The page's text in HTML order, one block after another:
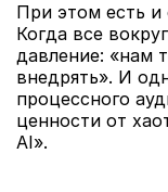
При этом есть и
Когда все
давление: «нам
внедрять». И
процессного
ценности от
AI».